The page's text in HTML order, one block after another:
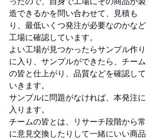
造できるかを問い合わせて、見積も
り、最低いくつ発注が必要なのかなど
工場に確認しています。
よい工場が見つかったらサンプル作り
に入り、サンプルができたら、チーム
の皆と仕上がり、品質などを確認して
いきます。
サンプルに問題がなければ、本発注に
入ります。
チームの皆とは、リサーチ段階から常
に意見交換したりして一緒にいい商品